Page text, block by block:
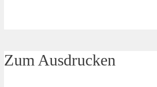
Zum Ausdrucken